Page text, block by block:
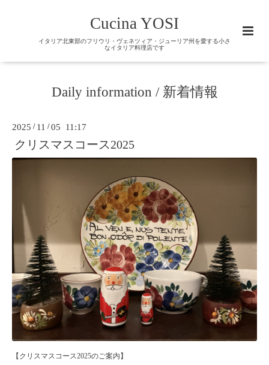
Cucina YOSI
イタリア北東部のフリウリ・ヴェネツィア・ジューリア州を愛する小さ
なイタリア料理店です
Daily information / 新着情報
2025 / 11 /05 11:17
クリスマスコース2025
【クリスマスコース2025のご案内】